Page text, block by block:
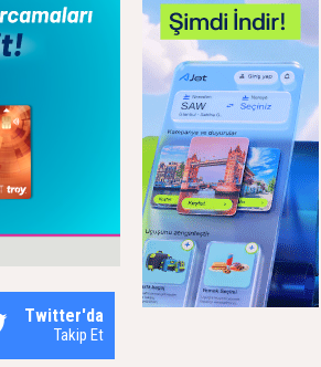
Twitter'da
Takip Et